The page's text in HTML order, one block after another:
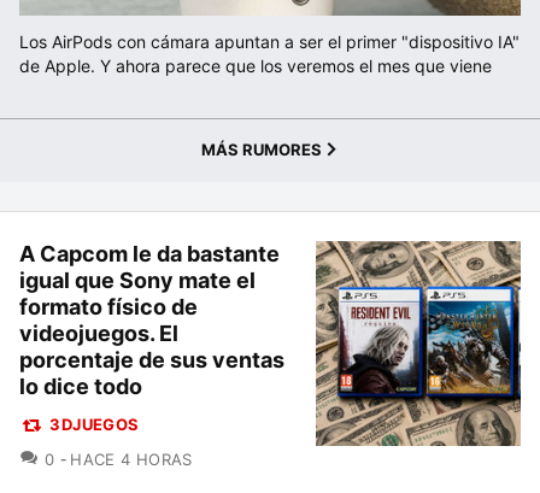
Los AirPods con cámara apuntan a ser el primer "dispositivo IA"
de Apple. Y ahora parece que los veremos el mes que viene
MÁS RUMORES
A Capcom le da bastante
igual que Sony mate el
formato físico de
videojuegos. El
porcentaje de sus ventas
lo dice todo
3DJUEGOS
0 COMENTARIOS
HACE 4 HORAS